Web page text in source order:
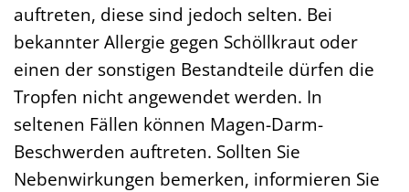
auftreten, diese sind jedoch selten. Bei
bekannter Allergie gegen Schöllkraut oder
einen der sonstigen Bestandteile dürfen die
Tropfen nicht angewendet werden. In
seltenen Fällen können Magen-Darm-
Beschwerden auftreten. Sollten Sie
Nebenwirkungen bemerken, informieren Sie